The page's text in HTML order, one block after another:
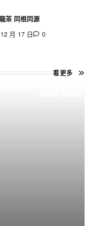
茶 同根同源
月 17 日 0
看更多